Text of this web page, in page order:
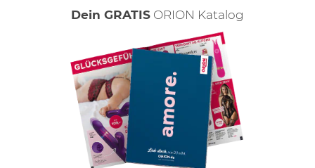
Dein GRATIS ORION Katalog